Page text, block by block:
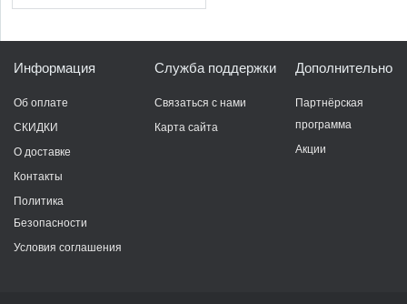
Информация
Об оплате
СКИДКИ
О доставке
Контакты
Политика
Безопасности
Условия соглашения
Служба поддержки
Связаться с нами
Карта сайта
Дополнительно
Партнёрская
программа
Акции